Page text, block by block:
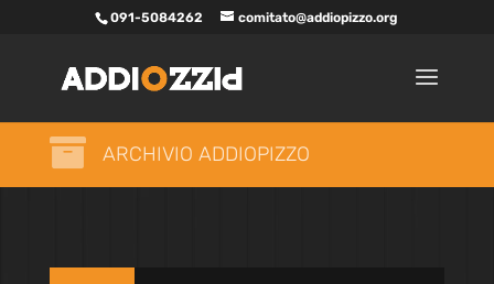
091-5084262 comitato@addiopizzo.org
 ARCHIVIO ADDIOPIZZO